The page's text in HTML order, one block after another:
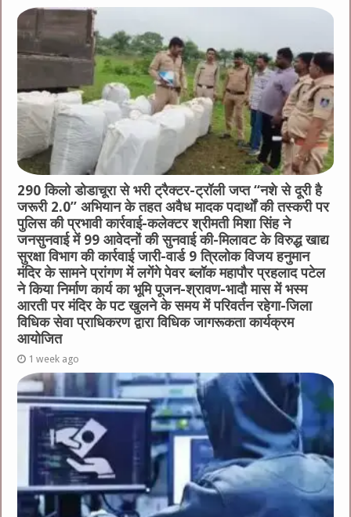
290 किलो डोडाचूरा से भरी ट्रैक्टर-ट्रॉली जप्त “नशे से दूरी है
जरूरी 2.0” अभियान के तहत अवैध मादक पदार्थों की तस्करी पर
पुलिस की प्रभावी कार्रवाई-कलेक्टर श्रीमती मिशा सिंह ने
जनसुनवाई में 99 आवेदनों की सुनवाई की-मिलावट के विरुद्ध खाद्य
सुरक्षा विभाग की कार्रवाई जारी-वार्ड 9 त्रिलोक विजय हनुमान
मंदिर के सामने प्रांगण में लगेंगे पेवर ब्लॉक महापौर प्रहलाद पटेल
ने किया निर्माण कार्य का भूमि पूजन-श्रावण-भादौ मास में भस्म
आरती पर मंदिर के पट खुलने के समय में परिवर्तन रहेगा-जिला
विधिक सेवा प्राधिकरण द्वारा विधिक जागरूकता कार्यक्रम
आयोजित
1 week ago